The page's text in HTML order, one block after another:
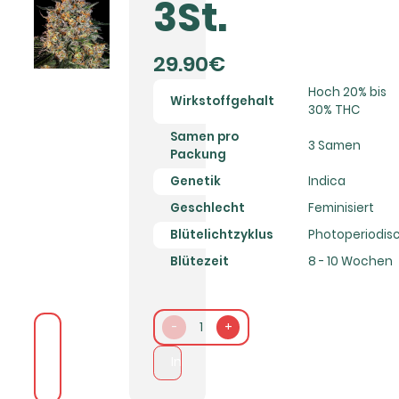
3St.
29.90€
Wirkstoffgehalt
Hoch 20% bis
30% THC
Samen pro
Packung
3 Samen
Genetik
Indica
Geschlecht
Feminisiert
Blütelichtzyklus
Blütezeit
8 - 10 Wochen
- 1 +